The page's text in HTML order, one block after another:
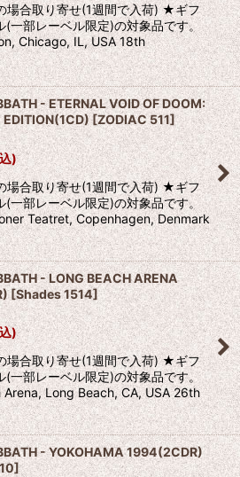
場合取り寄せ(1週間で入荷) ★ギフ
(一部レーベル限定)の対象品です。
Chicago, IL, USA 18th
- ETERNAL VOID OF DOOM:
EDITION(1CD) [ZODIAC 511]
)
場合取り寄せ(1週間で入荷) ★ギフ
(一部レーベル限定)の対象品です。
Teatret, Copenhagen, Denmark
- LONG BEACH ARENA
[Shades 1514]
)
場合取り寄せ(1週間で入荷) ★ギフ
(一部レーベル限定)の対象品です。
Arena, Long Beach, CA, USA 26th
- YOKOHAMA 1994(2CDR)
]